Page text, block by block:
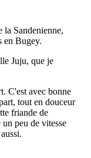
la Sandenienne,
en Bugey.
Juju, que je
C'est avec bonne
tout en douceur
friande de
un peu de vitesse